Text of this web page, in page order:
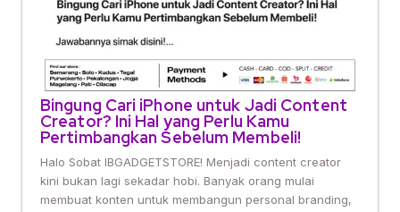
Bingung Cari iPhone untuk Jadi Content
Creator? Ini Hal yang Perlu Kamu
Pertimbangkan Sebelum Membeli!
Halo Sobat IBGADGETSTORE! Menjadi content creator
kini bukan lagi sekadar hobi. Banyak orang mulai
membuat konten untuk membangun personal branding,